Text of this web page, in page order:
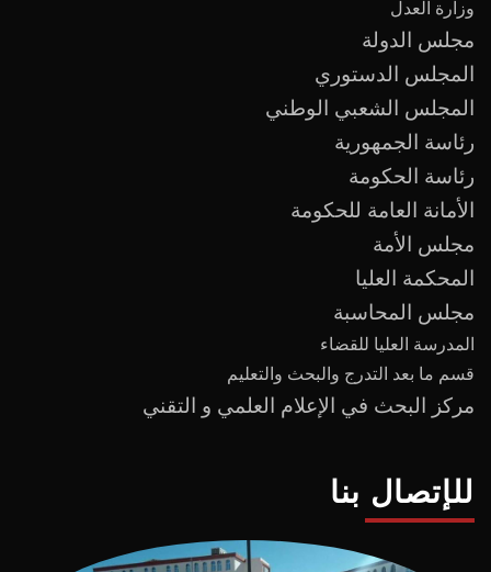
وزارة العدل
مجلس الدولة
المجلس الدستوري
المجلس الشعبي الوطني
رئاسة الجمهورية
رئاسة الحكومة
الأمانة العامة للحكومة
مجلس الأمة
المحكمة العليا
مجلس المحاسبة
المدرسة العليا للقضاء
قسم ما بعد التدرج و البحث والتعليم
مركز البحث في الإعلام العلمي و التقني
للإتصال بنا